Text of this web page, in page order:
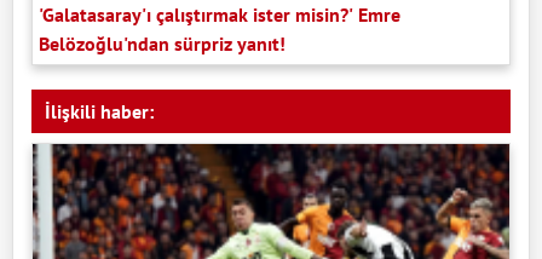
'Galatasaray'ı çalıştırmak ister misin?' Emre
Belözoğlu'ndan sürpriz yanıt!
İlişkili haber: